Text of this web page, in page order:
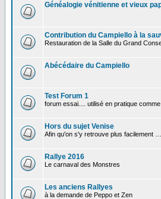
Généalogie vénitienne et vieux
Contribution du Campiello à la
Restauration de la Salle du Grand
Abécédaire du Campiello
Test Forum 1
forum essai.... utilisé en pratique
Hors du sujet Venise
Afin qu'on s'y retrouve plus facilement
Rallye 2016
Le carnaval des Monstres
Les anciens Rallyes
à la demande de Peppo et Zen